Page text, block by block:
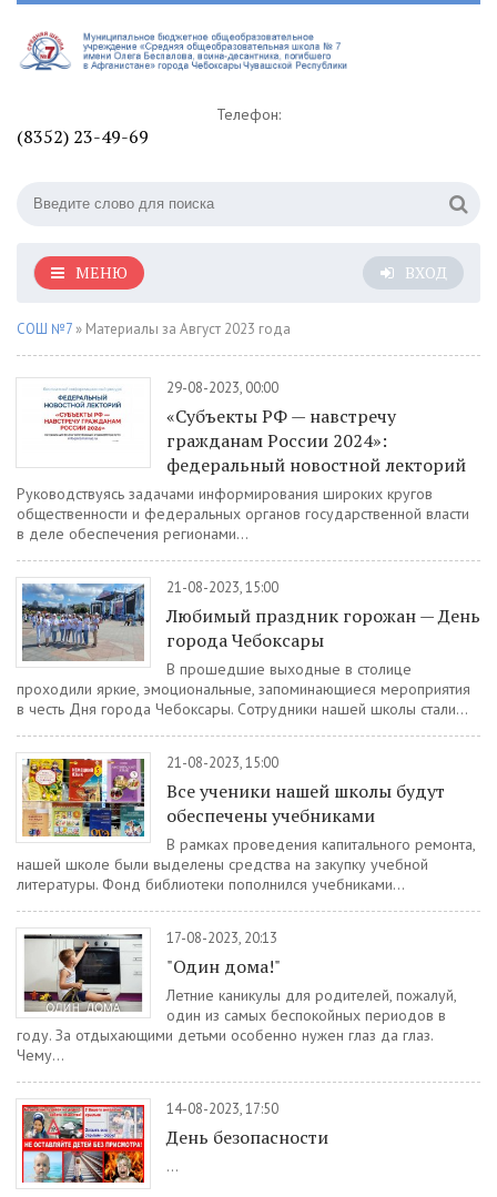
Телефон:
(8352) 23-49-69
ВХОД
МЕНЮ
СОШ №7 » Материалы за Август 2023 года
29-08-2023, 00:00
«Субъекты РФ — навстречу
гражданам России 2024»:
федеральный новостной лекторий
Руководствуясь задачами информирования широких кругов
общественности и федеральных органов государственной власти
в деле обеспечения регионами...
21-08-2023, 15:00
Любимый праздник горожан — День
города Чебоксары
В прошедшие выходные в столице
проходили яркие, эмоциональные, запоминающиеся мероприятия
в честь Дня города Чебоксары. Сотрудники нашей школы стали...
21-08-2023, 15:00
Все ученики нашей школы будут
обеспечены учебниками
В рамках проведения капитального ремонта,
нашей школе были выделены средства на закупку учебной
литературы. Фонд библиотеки пополнился учебниками...
17-08-2023, 20:13
"Один дома!"
Летние каникулы для родителей, пожалуй,
один из самых беспокойных периодов в
году. За отдыхающими детьми особенно нужен глаз да глаз.
Чему...
14-08-2023, 17:50
День безопасности
...